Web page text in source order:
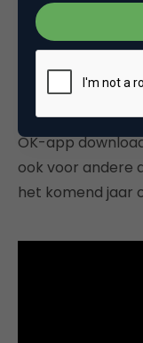
Het gebruik van
groeien. “Over
Want via allerlei
meer
OK-app
ook voor andere
het komend jaar